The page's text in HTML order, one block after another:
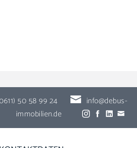
50 58 99 24
info@debus-
immobilien.de